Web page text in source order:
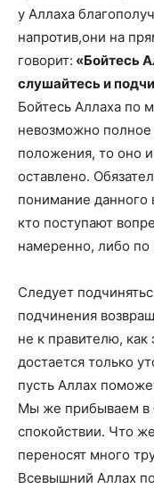
у Аллаха
напротив,они на
говорит: «Бойтесь
слушайтесь и
Бойтесь Аллаха по
невозможно полное
положения, то оно
оставлено.
понимание данного
кто поступают
намеренно, либо по
Следует
подчинения
не к правителю,
достается только
пусть Аллах
Мы же прибываем в
спокойствии. Что
переносят много
Всевышний Аллах